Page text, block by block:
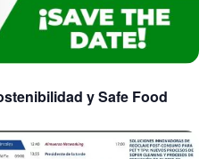
y Safe Food